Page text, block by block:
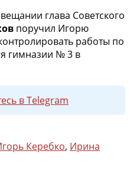
глава Советского
поручил Игорю
работы по
гимназии № 3 в
в Telegram
Керебко, Ирина